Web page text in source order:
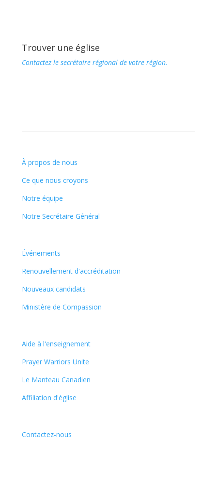
Trouver une église
Contactez le secrétaire régional de votre région.
À propos de nous
Ce que nous croyons
Notre équipe
Notre Secrétaire Général
Événements
Renouvellement d'accréditation
Nouveaux candidats
Ministère de Compassion
Aide à l'enseignement
Prayer Warriors Unite
Le Manteau Canadien
Affiliation d'église
Contactez-nous